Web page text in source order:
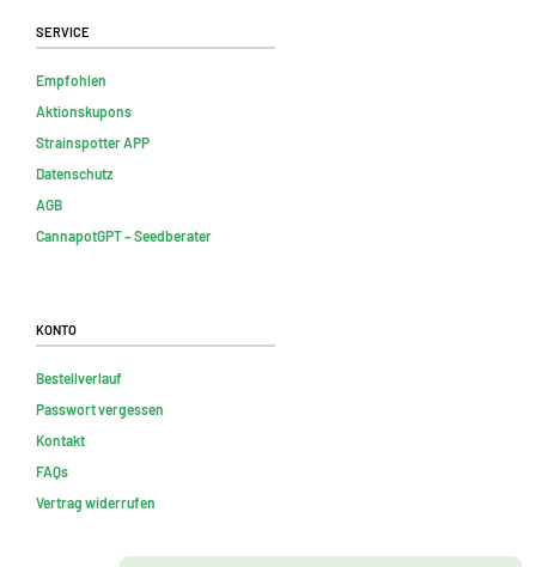
Service
Empfohlen
Aktionskupons
Strainspotter APP
Datenschutz
AGB
CannapotGPT – Seedberater
Konto
Bestellverlauf
Passwort vergessen
Kontakt
FAQs
Vertrag widerrufen